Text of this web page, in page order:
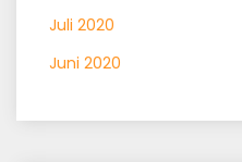
Juli 2020
Juni 2020